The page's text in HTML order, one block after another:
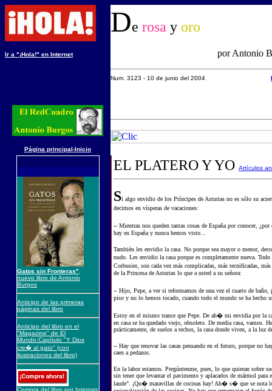
Ir a "¡Hola!" en Internet
De rosa y oro
por Antonio
Num. 3123 - 10 de junio del 2004
Página principal-Inicio
Gatos sin Fronteras"
nuevo libro de Antonio
Burgos
Anticipo de las primeras
páginas del libro
Anticipo del libro en el
"Magazine" de El
Mundo:Capítulo "Y Dios
cre� al gato" (con
ilustraciones del libro)
Compra del libro por Internet-
EL PLATERO Y YO Artículos
Si algo envidio de los Príncipes de Asturias no es sólo su
decimos en vísperas de vacaciones:
-- Mientras nos queden tantas cosas de España por conocer,
hay en España y nunca hemos visto...
También les envidio la casa. No porque sea mayor o menor,
nudo. Les envidio la casa porque es completamente nueva.
Corbusier, son cada vez más complicadas, más tecnificadas,
de la Princesa de Asturias lo que a usted a su señora:
-- Hijo, Pepe, a ver si reformamos de una vez el cuarto de
piso y no lo hemos tocado, cuando todo el mundo se ha hecho
Estoy en el mismo trance que Pepe. De ah� mi envidia por la
en casa se ha quedado viejo, obsoleto. De media casa, vamos.
prácticamente, de suelos a techos, la casa donde viven, a la luz
-- Hay que renovar las casas pensando en el futuro, porque no
caen a pedazos.
En la labor estamos. Pregúntenme, pues, lo que quieran sobre
sin tener que levantar el pavimento y aplacados de mármol
laude". ¡Qu� maravillas de cocinas hay! Ah� s� que se nota